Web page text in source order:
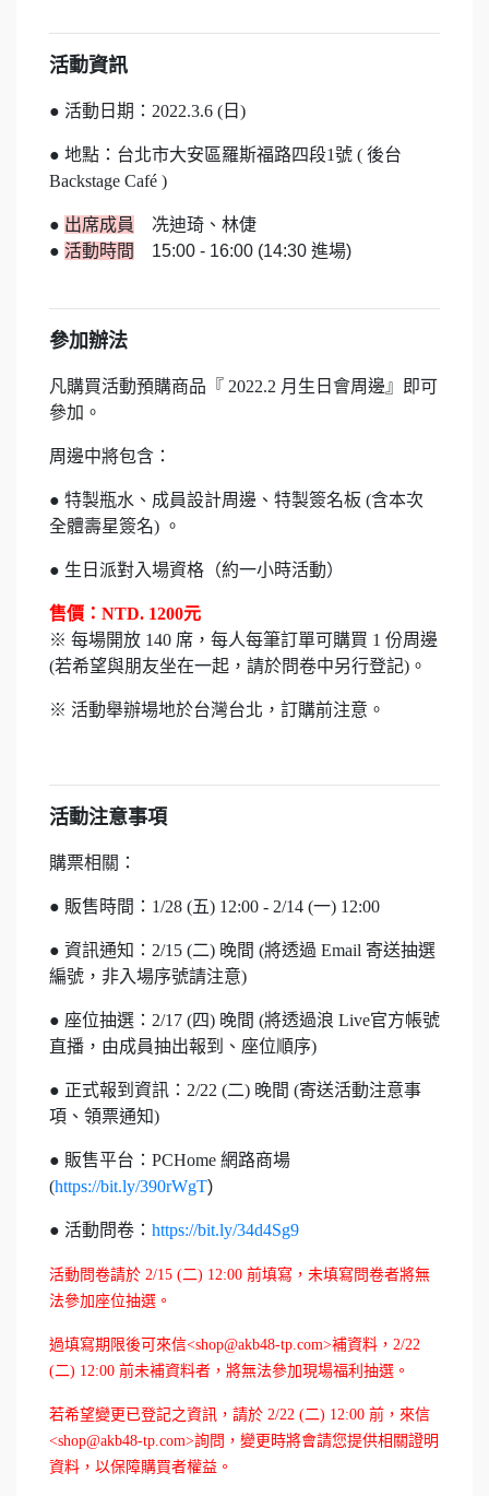
活動資訊
● 活動日期：2022.3.6 (日)
● 地點：台北市大安區羅斯福路四段1號 ( 後台
Backstage Café )
● 出席成員
冼迪琦、林倢
● 活動時間 15:00 - 16:00 (14:30 進場)
參加辦法
凡購買活動預購商品『 2022.2 月生日會周邊 』即可
參加。
周邊中將包含：
● 特製瓶水 、成員設計周邊、特製簽名板 (含本次
全體壽星簽名) 。
● 生日派對入場資格（約一小時活動）
售價：NTD. 1200元
※ 每場開放 140 席，每人每筆訂單可購買 1 份周邊
(若希望與朋友坐在一起，請於問卷中另行登記)。
※ 活動舉辦場地於台灣台北，訂購前注意。
活動注意事項
購票相關：
● 販售時間：1/28 (五) 12:00 - 2/14 (一) 12:00
● 資訊通知：2/15 (二) 晚間 (將透過 Email 寄送抽選
編號，非入場序號請注意)
● 座位抽選：2/17 (四) 晚間 (將透過浪 Live官方帳號
直播，由成員抽出報到、座位順序)
● 正式報到資訊：2/22 (二) 晚間 (寄送活動注意事
項、領票通知)
● 販售平台：PCHome 網路商場
(https://bit.ly/390rWgT)
● 活動問卷： https://bit.ly/34d4Sg9
活動問卷請於 2/15 (二) 12:00 前填寫，未填寫問卷者將無
法參加座位抽選。
過填寫期限後可來信<shop@akb48-tp.com>補資料，2/22
(二) 12:00 前未補資料者， 將無法參加現場福利抽選 。
若希望變更已登記之資訊，請於 2/22 (二) 12:00 前，來信
<shop@akb48-tp.com>詢問，變更 時將會請您提供相關證明
資料，以保障購買者權益。